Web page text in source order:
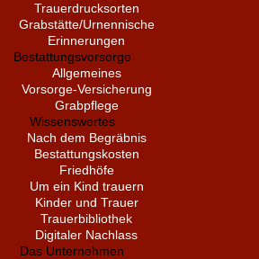
Trauerdrucksorten
Grabstätte/Urnennische
Erinnerungen
Bestattungsvorsorge
Allgemeines
Vorsorge-Versicherung
Grabpflege
Wissenswertes
Nach dem Begräbnis
Bestattungskosten
Friedhöfe
Um ein Kind trauern
Kinder und Trauer
Trauerbibliothek
Digitaler Nachlass
Das Unternehmen